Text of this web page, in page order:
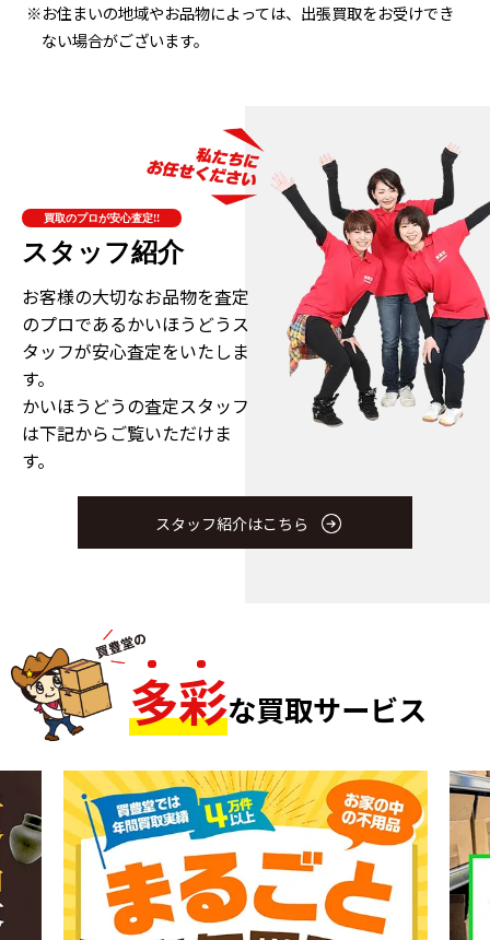
※お住まいの地域やお品物によっては、出張買取をお受けでき
ない場合がございます。
買取のプロが安心査定!!
スタッフ紹介
お客様の大切なお品物を査定
のプロであるかいほうどうス
タッフが安心査定をいたしま
す。
かいほうどうの査定スタッフ
は下記からご覧いただけま
す。
スタッフ紹介はこちら
多彩な買取サービス